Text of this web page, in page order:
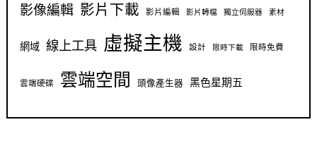
影像編輯 影片下載 影片編輯 影片轉檔 獨立伺服器 素材
網域 線上工具 虛擬主機 設計 限時下載 限時免費
雲端硬碟 雲端空間 頭像產生器 黑色星期五